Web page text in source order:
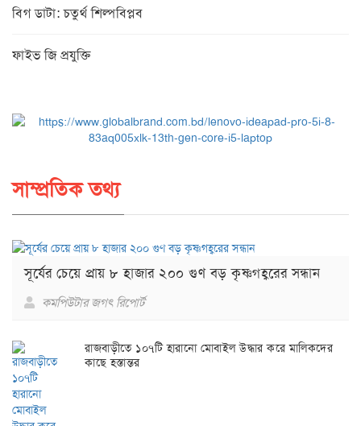
বিগ ডাটা: চতুর্থ শিল্পবিপ্লব
ফাইভ জি প্রযুক্তি
সাম্প্রতিক তথ্য
সূর্যের চেয়ে প্রায় ৮ হাজার ২০০ গুণ বড় কৃষ্ণগহ্বরের সন্ধান
কমপিউটার জগৎ রিপোর্ট
রাজবাড়ীতে ১০৭টি হারানো মোবাইল উদ্ধার করে মালিকদের
কাছে হস্তান্তর